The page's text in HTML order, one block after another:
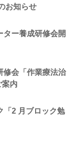
お知らせ
ー養成研修会開
修会「作業療法治
案内
「2 月ブロック勉